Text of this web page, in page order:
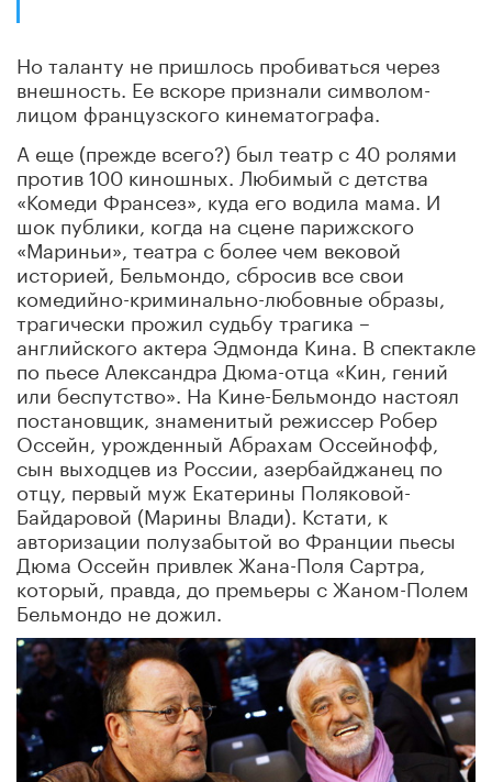
Но таланту не пришлось пробиваться через
внешность. Ее вскоре признали символом-
лицом французского кинематографа.
А еще (прежде всего?) был театр с 40 ролями
против 100 киношных. Любимый с детства
«Комеди Франсез», куда его водила мама. И
шок публики, когда на сцене парижского
«Мариньи», театра с более чем вековой
историей, Бельмондо, сбросив все свои
комедийно-криминально-любовные образы,
трагически прожил судьбу трагика –
английского актера Эдмонда Кина. В спектакле
по пьесе Александра Дюма-отца «Кин, гений
или беспутство». На Кине-Бельмондо настоял
постановщик, знаменитый режиссер Робер
Оссейн, урожденный Абрахам Оссейнофф,
сын выходцев из России, азербайджанец по
отцу, первый муж Екатерины Поляковой-
Байдаровой (Марины Влади). Кстати, к
авторизации полузабытой во Франции пьесы
Дюма Оссейн привлек Жана-Поля Сартра,
который, правда, до премьеры с Жаном-Полем
Бельмондо не дожил.